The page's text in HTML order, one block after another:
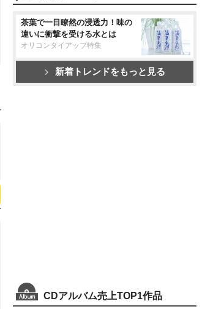
茶葉で一目瞭然の浸透力！味の
違いに衝撃を受ける水とは
オリコンタイアップ特集
新着トレンドをもっと見る
CDアルバム売上TOP1作品